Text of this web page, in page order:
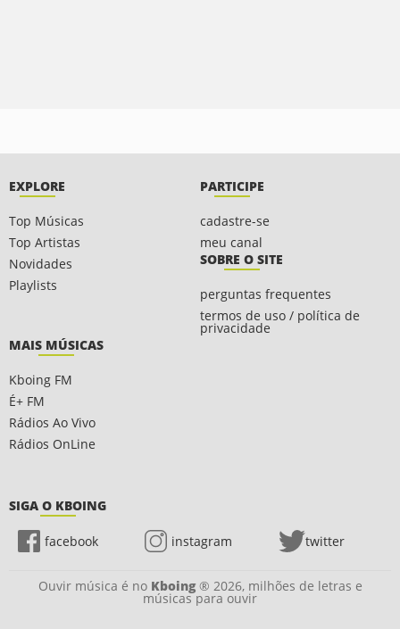
EXPLORE
Top Músicas
Top Artistas
Novidades
Playlists
PARTICIPE
cadastre-se
meu canal
SOBRE O SITE
perguntas frequentes
termos de uso / política de
privacidade
MAIS MÚSICAS
Kboing FM
É+ FM
Rádios Ao Vivo
Rádios OnLine
SIGA O KBOING
facebook instagram twitter
Ouvir música é no Kboing® 2026, milhões de letras e
músicas para ouvir